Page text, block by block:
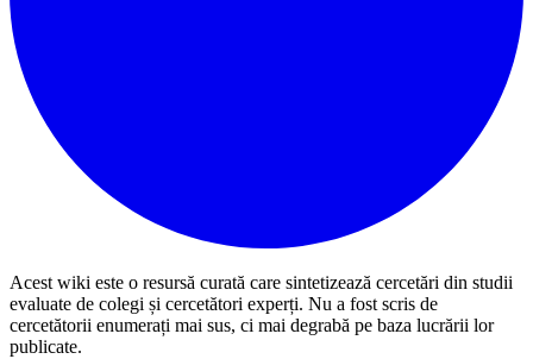
Acest wiki este o resursă curată care sintetizează cercetări din studii
evaluate de colegi și cercetători experți. Nu a fost scris de
cercetătorii enumerați mai sus, ci mai degrabă pe baza lucrării lor
publicate.